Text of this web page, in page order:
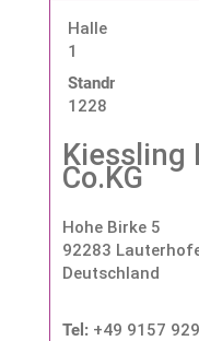
Halle
1
Standnummer:
1228
Kiessling
Co.KG
Hohe Birke 5
92283
Deutschland
Tel: +49 9157